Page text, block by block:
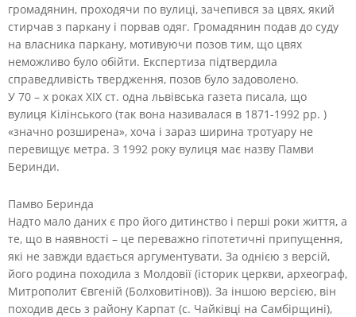
громадянин, проходячи по вулиці, зачепився за цвях, який
стирчав з паркану і порвав одяг. Громадянин подав до суду
на власника паркану, мотивуючи позов тим, що цвях
неможливо було обійти. Експертиза підтвердила
справедливість твердження, позов було задоволено.
У 70 – х роках XIX ст. одна львівська газета писала, що
вулиця Кілінського (так вона називалася в 1871-1992 рр. )
«значно розширена», хоча і зараз ширина тротуару не
перевищує метра. З 1992 року вулиця має назву Памви
Беринди.
Памво Беринда
Надто мало даних є про його дитинство і перші роки життя, а
те, що в наявності – це переважно гіпотетичні припущення,
які не завжди вдається аргументувати. За однією з версій,
його родина походила з Молдовії (історик церкви, археограф,
Митрополит Євгеній (Болховитінов)). За іншою версією, він
походив десь з району Карпат (c. Чайківці на Самбірщині),